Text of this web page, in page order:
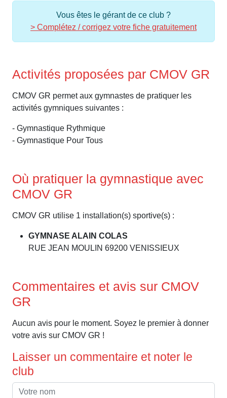
Vous êtes le gérant de ce club ?
> Complétez / corrigez votre fiche gratuitement
Activités proposées par CMOV GR
CMOV GR permet aux gymnastes de pratiquer les
activités gymniques suivantes :
- Gymnastique Rythmique
- Gymnastique Pour Tous
Où pratiquer la gymnastique avec
CMOV GR
CMOV GR utilise 1 installation(s) sportive(s) :
GYMNASE ALAIN COLAS
RUE JEAN MOULIN 69200 VENISSIEUX
Commentaires et avis sur CMOV
GR
Aucun avis pour le moment. Soyez le premier à donner
votre avis sur CMOV GR !
Laisser un commentaire et noter le
club